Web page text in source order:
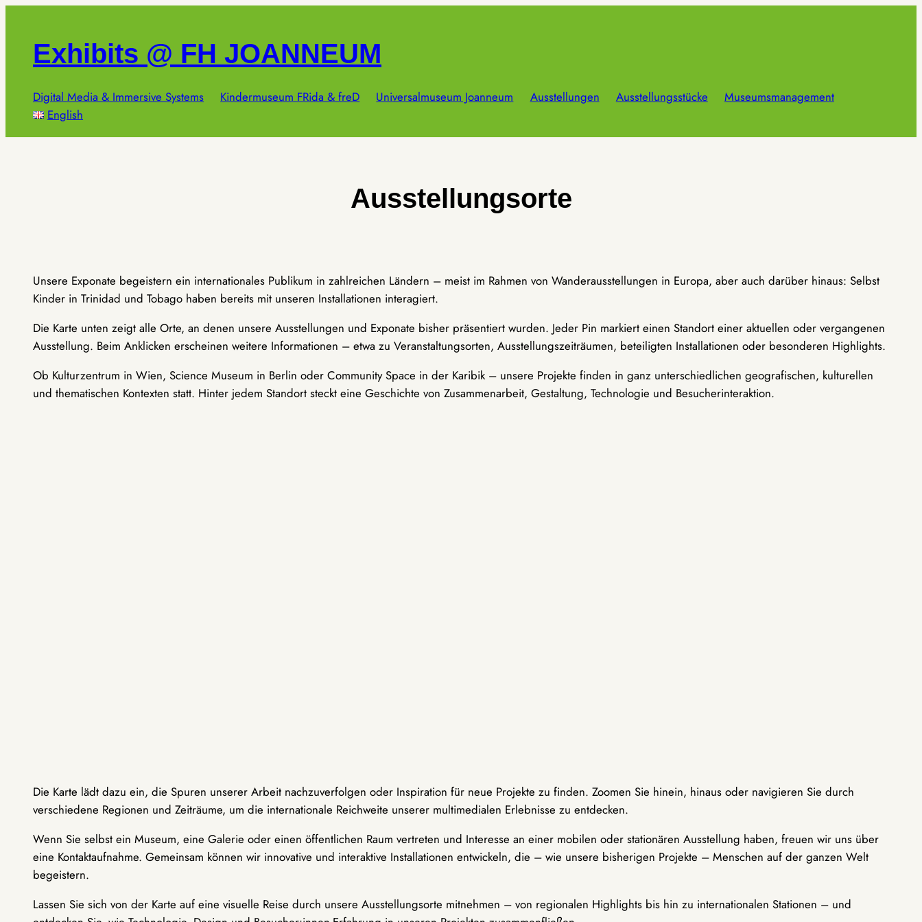
springenExhibits @ FH JOANNEUM
Digital Media & Immersive Systems Kindermuseum FRida & freD Universalmuseum Joanneum Ausstellungen Ausstellungsstücke
Museumsmanagement
English
Ausstellungsorte
Unsere Exponate begeistern ein internationales Publikum in zahlreichen Ländern – meist im Rahmen von Wanderausstellungen in Europa, aber auch darüber hinaus: Selbst
Kinder in Trinidad und Tobago haben bereits mit unseren Installationen interagiert.
Die Karte unten zeigt alle Orte, an denen unsere Ausstellungen und Exponate bisher präsentiert wurden. Jeder Pin markiert einen Standort einer aktuellen oder vergangenen
Ausstellung. Beim Anklicken erscheinen weitere Informationen – etwa zu Veranstaltungsorten, Ausstellungszeiträumen, beteiligten Installationen oder besonderen Highlights.
Ob Kulturzentrum in Wien, Science Museum in Berlin oder Community Space in der Karibik – unsere Projekte finden in ganz unterschiedlichen geografischen, kulturellen
und thematischen Kontexten statt. Hinter jedem Standort steckt eine Geschichte von Zusammenarbeit, Gestaltung, Technologie und Besucherinteraktion.
Die Karte lädt dazu ein, die Spuren unserer Arbeit nachzuverfolgen oder Inspiration für neue Projekte zu finden. Zoomen Sie hinein, hinaus oder navigieren Sie durch
verschiedene Regionen und Zeiträume, um die internationale Reichweite unserer multimedialen Erlebnisse zu entdecken.
Wenn Sie selbst ein Museum, eine Galerie oder einen öffentlichen Raum vertreten und Interesse an einer mobilen oder stationären Ausstellung haben, freuen wir uns über
eine Kontaktaufnahme. Gemeinsam können wir innovative und interaktive Installationen entwickeln, die – wie unsere bisherigen Projekte – Menschen auf der ganzen Welt
begeistern.
Lassen Sie sich von der Karte auf eine visuelle Reise durch unsere Ausstellungsorte mitnehmen – von regionalen Highlights bis hin zu internationalen Stationen – und